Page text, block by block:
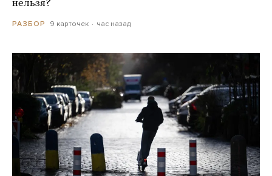
нельзя?
РАЗБОР 9 карточек час назад